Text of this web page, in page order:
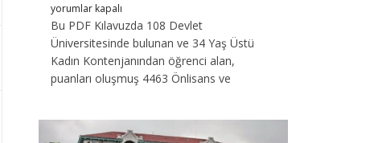
yorumlar kapalı
Bu PDF Kılavuzda 108 Devlet
Üniversitesinde bulunan ve 34 Yaş Üstü
Kadın Kontenjanından öğrenci alan,
puanları oluşmuş 4463 Önlisans ve